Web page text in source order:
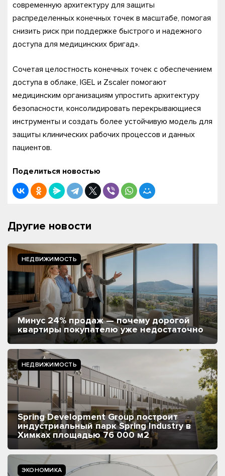
современную архитектуру для защиты
распределенных конечных точек в масштабе, помогая
снизить риск при поддержке быстрого и надежного
доступа для медицинских бригад».
Сочетая целостность конечных точек с обеспечением
доступа в облаке, IGEL и Zscaler помогают
медицинским организациям упростить архитектуру
безопасности, консолидировать перекрывающиеся
инструменты и создать более устойчивую модель для
защиты клинических рабочих процессов и данных
пациентов.
Поделиться новостью
Другие новости
НЕДВИЖИМОСТЬ
Минус 24% продаж — почему дорогой
квартиры покупателю уже недостаточно
НЕДВИЖИМОСТЬ
Spring Development Group построит
индустриальный парк Spring Industry в
Химках площадью 76 000 м2
ЭКОНОМИКА